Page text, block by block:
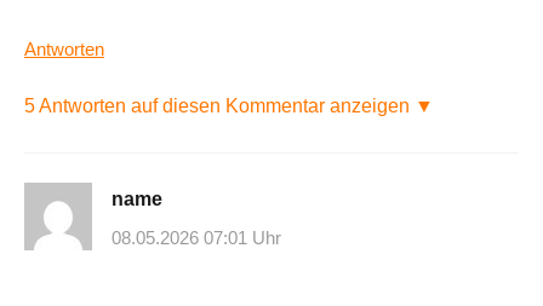
Antworten
5 Antworten auf diesen Kommentar anzeigen ▼
name
08.05.2026 07:01 Uhr